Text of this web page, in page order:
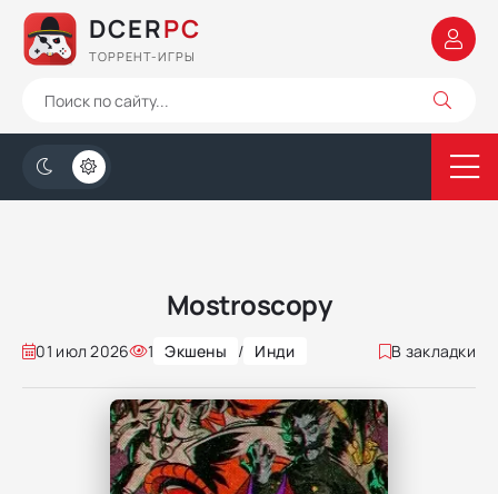
DCERPC
ТОРРЕНТ-ИГРЫ
Mostroscopy
01 июл 2026 1 Экшены / Инди В закладки